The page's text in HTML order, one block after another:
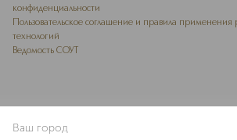
В КОРЗИНУ
конфиденциальности
Пользовательское соглашение и правила
технологий
Ведомость СОУТ
Ваш город